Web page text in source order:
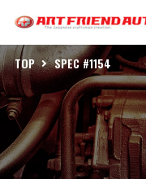
TOP SPEC #1154